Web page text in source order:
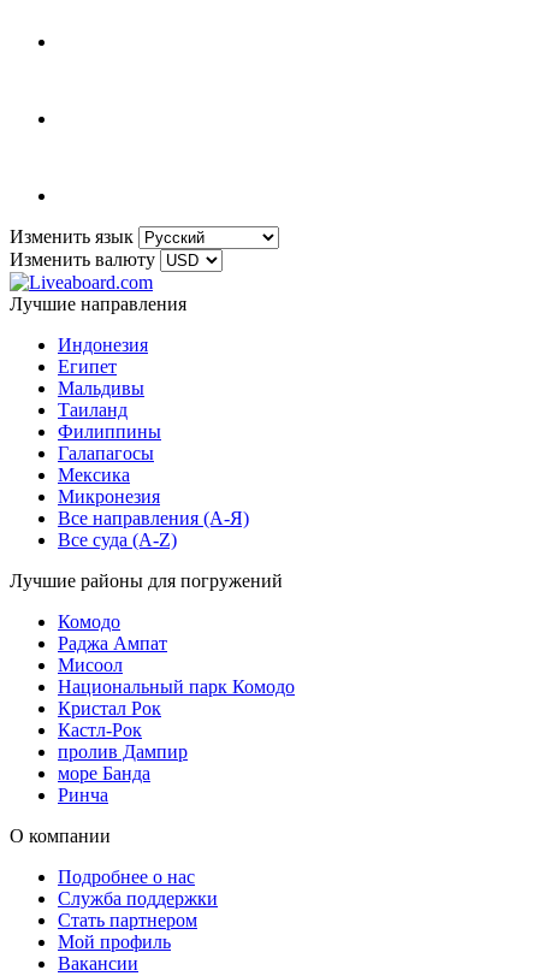
Изменить язык
Изменить валюту
Лучшие направления
Индонезия
Египет
Мальдивы
Таиланд
Филиппины
Галапагосы
Мексика
Микронезия
Все направления (A-Я)
Все суда (A-Z)
Лучшие районы для погружений
Комодо
Раджа Ампат
Мисоол
Национальный парк Комодо
Кристал Рок
Кастл-Рок
пролив Дампир
море Банда
Ринча
О компании
Подробнее о нас
Служба поддержки
Стать партнером
Мой профиль
Вакансии